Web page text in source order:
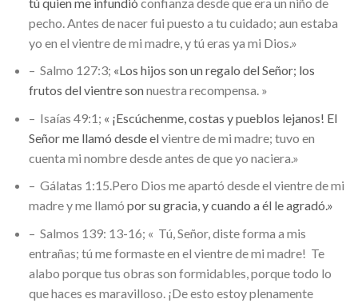
pecho. Antes de nacer fui puesto a tu cuidado; aun estaba
yo en el vientre de mi madre, y tú eras ya mi Dios.»
– Salmo 127:3; «Los hijos son un regalo del Señor; los
frutos del vientre sonnuestra recompensa. »
– Isaías 49:1; « ¡Escúchenme, costas y pueblos lejanos! El
Señor me llamó desde elvientre de mi madre; tuvo en
cuenta mi nombre desde antes de que yo naciera.»
– Gálatas 1:15.Pero Dios me apartó desde el vientre de mi
madre y me llamó por su gracia, y cuando a él le agradó.»
– Salmos 139: 13-16; « Tú, Señor, diste forma a mis
entrañas; tú me formaste en el vientre de mi madre! Te
alabo porque tus obras son formidables, porque todo lo
que haces es maravilloso. ¡De esto estoy plenamente